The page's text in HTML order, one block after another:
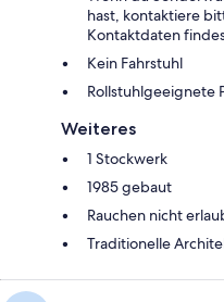
hast, kontaktiere
Kontaktdaten
Kein Fahrstuhl
Rollstuhlgeeignete
Weiteres
1 Stockwerk
1985 gebaut
Rauchen nicht
Traditionelle